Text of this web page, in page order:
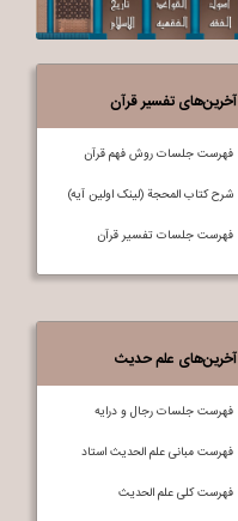
آخرین‌های تفسیر قرآن
فهرست جلسات روش فهم قرآن
شرح کتاب المحجة (لینک اولین آیه)
فهرست جلسات تفسير قرآن
آخرین‌های علم حدیث
فهرست جلسات رجال و درایه
فهرست مبانی علم الحدیث استاد
فهرست کلی علم الحديث